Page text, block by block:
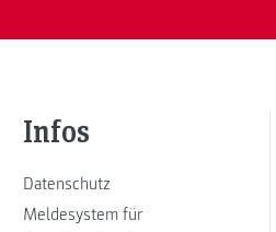
Infos
Datenschutz
Meldesystem für